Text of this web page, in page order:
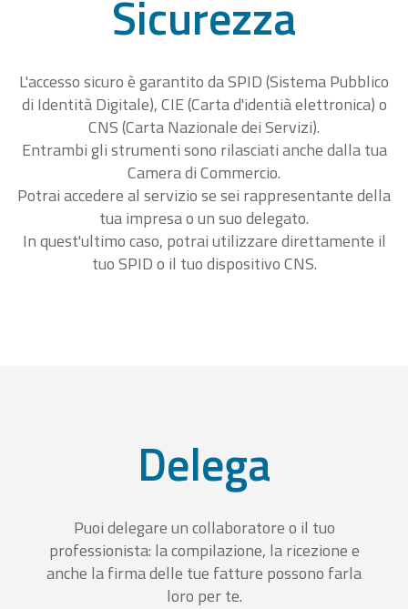
Sicurezza
L'accesso sicuro è garantito da SPID (Sistema Pubblico
di Identità Digitale), CIE (Carta d'identià elettronica) o
CNS (Carta Nazionale dei Servizi).
Entrambi gli strumenti sono rilasciati anche dalla tua
Camera di Commercio.
Potrai accedere al servizio se sei rappresentante della
tua impresa o un suo delegato.
In quest'ultimo caso, potrai utilizzare direttamente il
tuo SPID o il tuo dispositivo CNS.
Delega
Puoi delegare un collaboratore o il tuo
professionista: la compilazione, la ricezione e
anche la firma delle tue fatture possono farla
loro per te.